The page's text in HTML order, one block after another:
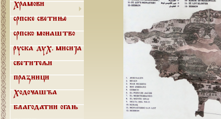
Храмови
Српске светиње
Српско монаштво
Руска дух. мисија
Светитељи
Празници
Ходочашћа
Благодатни огањ